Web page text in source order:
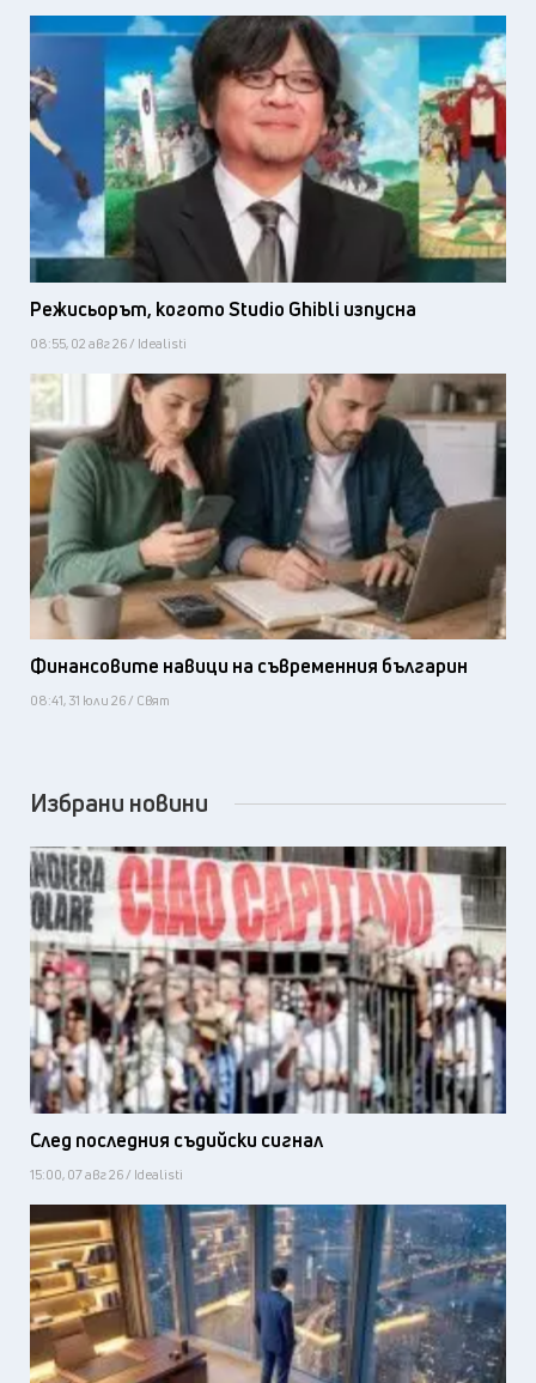
Режисьорът, когото Studio Ghibli изпусна
08:55, 02 авг 26 / Idealisti
Финансовите навици на съвременния българин
08:41, 31 юли 26 / Свят
Избрани новини
След последния съдийски сигнал
15:00, 07 авг 26 / Idealisti